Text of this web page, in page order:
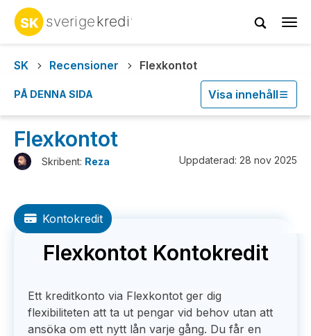
SK
Recensioner Flexkontot
PÅ DENNA SIDA Visa innehåll
Flexkontot
Skribent: Reza Uppdaterad: 28 nov 2025
Kontokredit
Flexkontot Kontokredit
Ett kreditkonto via Flexkontot ger dig
flexibiliteten att ta ut pengar vid behov utan att
ansöka om ett nytt lån varje gång. Du får en